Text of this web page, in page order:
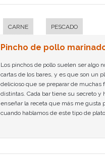
CARNE PESCADO
Pincho de pollo
Los pinchos de pollo suelen ser algo
cartas de los bares, y es que son un
delicioso que se preparar de muchas
distintas. Cada bar tiene su secreto y
enseñar la receta que más me gusta
cuando hablamos de este tipo de